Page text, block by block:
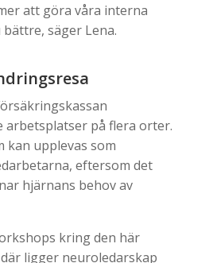
att göra våra interna
säger Lena.
arbetsplatser på flera orter.
kan upplevas som
eftersom det
hjärnans behov av
kring den här
ligger neuroledarskap